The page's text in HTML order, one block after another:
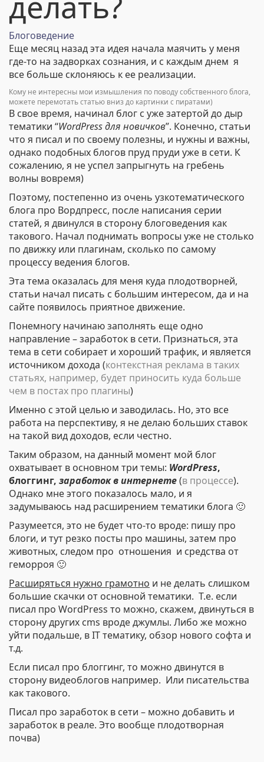
Блоговедение
Еще месяц назад эта идея начала маячить у меня
где-то на задворках сознания, и с каждым днем я
все больше склоняюсь к ее реализации.
Кому не интересны мои измышления по поводу собственного блога,
можете перемотать статью вниз до картинки с пиратами)
В свое время, начинал блог с уже затертой до дыр
тематики “WordPress для новичков”. Конечно, статьи
что я писал и по своему полезны, и нужны и важны,
однако подобных блогов пруд пруди уже в сети. К
сожалению, я не успел запрыгнуть на гребень
волны вовремя)
Поэтому, постепенно из очень узкотематического
блога про Вордпресс, после написания серии
статей, я двинулся в сторону блоговедения как
такового. Начал поднимать вопросы уже не столько
по движку или плагинам, сколько по самому
процессу ведения блогов.
Эта тема оказалась для меня куда плодотворней,
статьи начал писать с большим интересом, да и на
сайте появилось приятное движение.
Понемногу начинаю заполнять еще одно
направление – заработок в сети. Признаться, эта
тема в сети собирает и хороший трафик, и является
источником дохода (контекстная реклама в таких
статьях, например, будет приносить куда больше
чем в постах про плагины)
Именно с этой целью и заводилась. Но, это все
работа на перспективу, я не делаю больших ставок
на такой вид доходов, если честно.
Таким образом, на данный момент мой блог
охватывает в основном три темы: WordPress,
блоггинг, заработок в интернете(в процессе).
Однако мне этого показалось мало, и я
задумываюсь над расширением тематики блога 🙂
Разумеется, это не будет что-то вроде: пишу про
блоги, и тут резко посты про машины, затем про
животных, следом про отношения и средства от
геморроя 🙂
Расширяться нужно грамотно и не делать слишком
большие скачки от основной тематики. Т.е. если
писал про WordPress то можно, скажем, двинуться в
сторону других cms вроде джумлы. Либо же можно
уйти подальше, в IT тематику, обзор нового софта и
т.д.
Если писал про блоггинг, то можно двинутся в
сторону видеоблогов например. Или писательства
как такового.
Писал про заработок в сети – можно добавить и
заработок в реале. Это вообще плодотворная
почва)